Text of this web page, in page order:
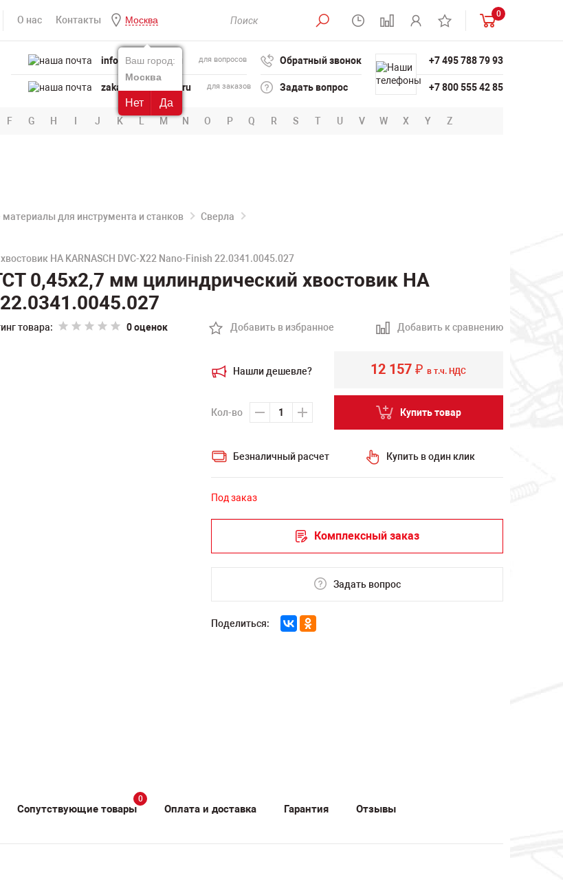
О нас Контакты Москва
Ваш город:
Москва
Нет Да
0
info@powertool.ru для вопросов
zakaz@powertool.ru для заказов
Обратный звонок
Задать вопрос
+7 495 788 79 93
+7 800 555 42 85
F G H I J K L M N O P Q R S T U V W X Y Z
для инструмента и станков Сверла
HA KARNASCH DVC-X22 Nano-Finish 22.0341.0045.027
0,45х2,7 мм цилиндрический хвостовик HA
товара: 0 оценок Добавить в избранное Добавить к сравнению
Нашли дешевле?
Кол-во
12 157₽ в т.ч. НДС
Купить товар
Безналичный расчет Купить в один клик
Под заказ
Комплексный заказ
Задать вопрос
Поделиться:
Сопутствующие товары
0
Оплата и доставка Гарантия Отзывы